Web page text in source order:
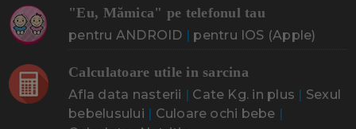
"Eu, Mămica" pe telefonul tau
pentru ANDROID | pentru IOS (Apple)
Calculatoare utile in sarcina
Afla data nasterii | Cate Kg. in plus | Sexul
bebelusului | Culoare ochi bebe |